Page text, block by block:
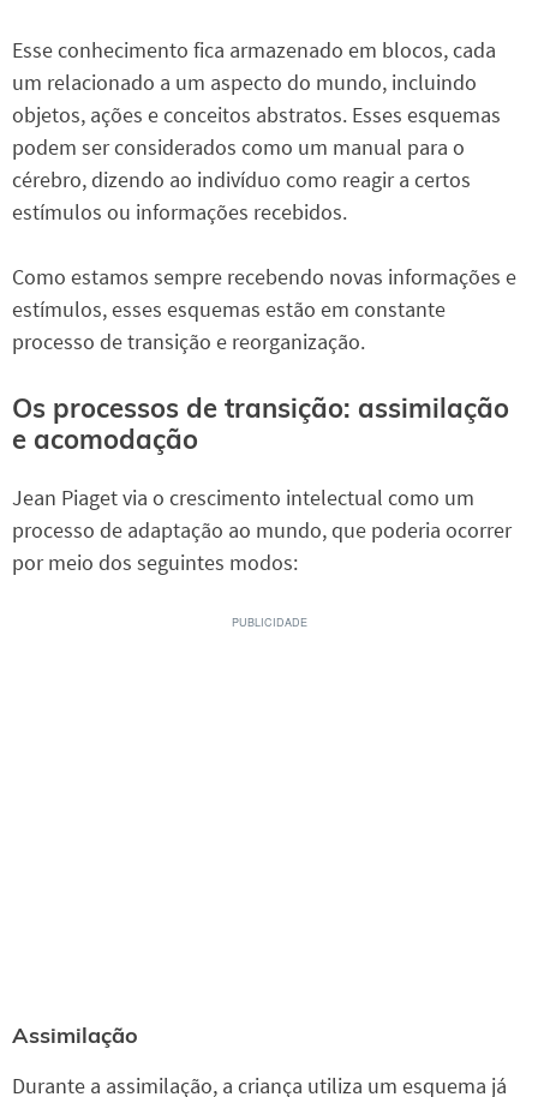
Esse conhecimento fica armazenado em blocos, cada
um relacionado a um aspecto do mundo, incluindo
objetos, ações e conceitos abstratos. Esses esquemas
podem ser considerados como um manual para o
cérebro, dizendo ao indivíduo como reagir a certos
estímulos ou informações recebidos.
Como estamos sempre recebendo novas informações e
estímulos, esses esquemas estão em constante
processo de transição e reorganização.
Os processos de transição: assimilação
e acomodação
Jean Piaget via o crescimento intelectual como um
processo de adaptação ao mundo, que poderia ocorrer
por meio dos seguintes modos:
Assimilação
Durante a assimilação, a criança utiliza um esquema já